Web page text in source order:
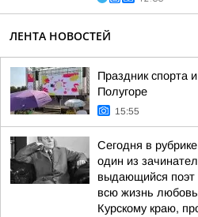
ЛЕНТА НОВОСТЕЙ
Праздник спорта
Полугоре
15:55
Сегодня в
один из
выдающийся поэт
всю жизнь
Курскому краю,